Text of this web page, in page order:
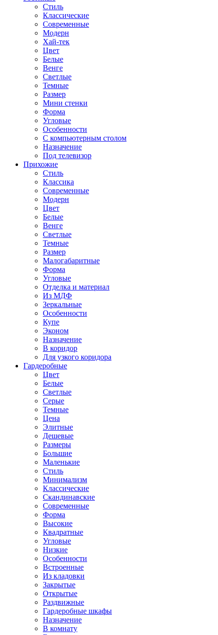
Стиль
Классические
Современные
Модерн
Хай-тек
Цвет
Белые
Венге
Светлые
Темные
Размер
Мини стенки
Форма
Угловые
Особенности
С компьютерным столом
Назначение
Под телевизор
Прихожие
Стиль
Классика
Современные
Модерн
Цвет
Белые
Венге
Светлые
Темные
Размер
Малогабаритные
Форма
Угловые
Отделка и материал
Из МДФ
Зеркальные
Особенности
Купе
Эконом
Назначение
В коридор
Для узкого коридора
Гардеробные
Цвет
Белые
Светлые
Серые
Темные
Цена
Элитные
Дешевые
Размеры
Большие
Маленькие
Стиль
Минимализм
Классические
Скандинавские
Современные
Форма
Высокие
Квадратные
Угловые
Низкие
Особенности
Встроенные
Из кладовки
Закрытые
Открытые
Раздвижные
Гардеробные шкафы
Назначение
В комнату